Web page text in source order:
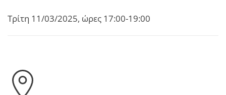
Τρίτη 11/03/2025, ώρες 17:00-19:00